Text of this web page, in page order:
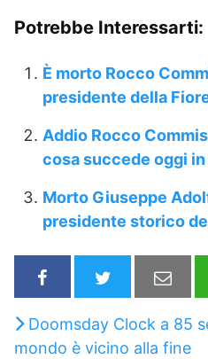
Potrebbe Interessarti:
È morto Rocco
presidente della
Addio Rocco
cosa succede oggi in
Morto Giuseppe
presidente storico
Doomsday Clock a 85
mondo è vicino alla fine